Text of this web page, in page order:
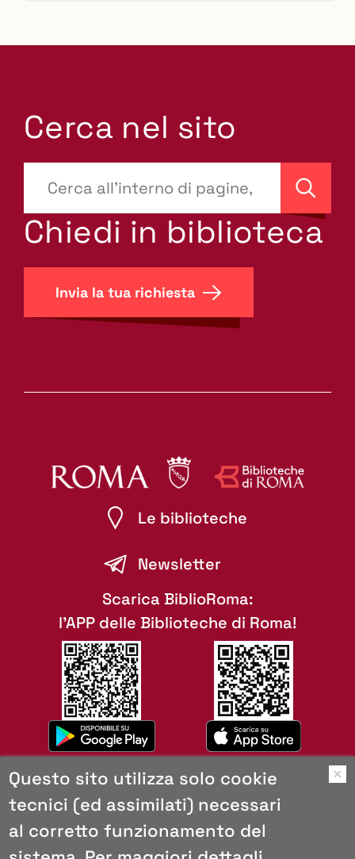
Cerca nel sito
site-
search.label???
Cerca
Chiedi in biblioteca
Invia la tua richiesta
Le biblioteche
Newsletter
Scarica BiblioRoma:
l'APP delle Biblioteche di Roma!
Mappa del sito
Copyright
Browser consigliati
Questo sito utilizza solo cookie
tecnici (ed assimilati) necessari
al corretto funzionamento del